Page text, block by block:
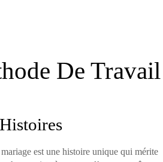
De Travail
est une histoire unique qui mérite